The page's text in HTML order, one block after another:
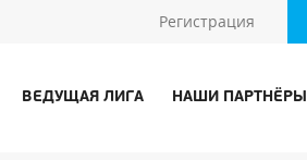
Регистрация
ВЕДУЩАЯ ЛИГА НАШИ ПАРТНЁРЫ